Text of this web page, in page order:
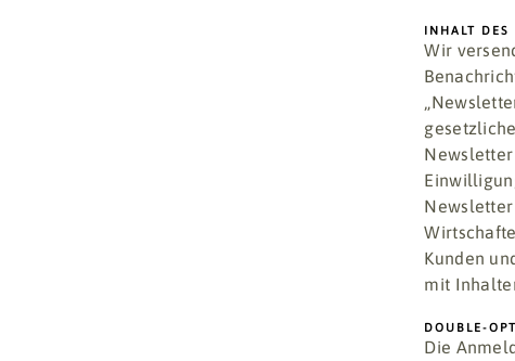
INHALT DES
Wir
Kunden
mit
DOUBLE-
Die